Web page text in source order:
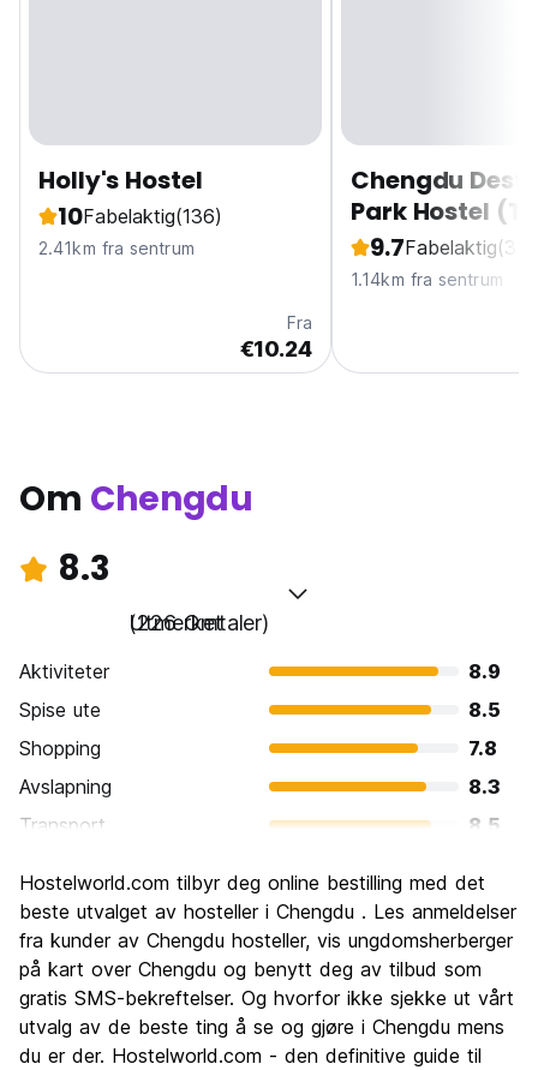
Holly's Hostel
10Fabelaktig(136)
2.41km fra sentrum
Fra
€10.24
Chengdu
Park Hostel
Li)9.7Fabelaktig(33)
1.14km fra sentrum
Om Chengdu
8.3
Utmerket
(226 Omtaler)
Aktiviteter
8.9
Spise ute
8.5
Shopping
7.8
Avslapning
8.3
Transport
8.5
Kultur
8.2
Feste
7.3
Verdi for pengene
8.6
Hostelworld.com tilbyr deg online bestilling med det
beste utvalget av hosteller i Chengdu . Les anmeldelser
fra kunder av Chengdu hosteller, vis ungdomsherberger
på kart over Chengdu og benytt deg av tilbud som
gratis SMS-bekreftelser. Og hvorfor ikke sjekke ut vårt
utvalg av de beste ting å se og gjøre i Chengdu mens
du er der. Hostelworld.com - den definitive guide til